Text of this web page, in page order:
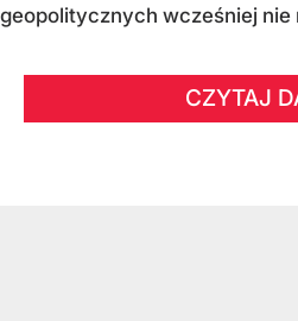
geopolitycznych wcześniej nie
CZYTAJ